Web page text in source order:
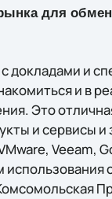
для
и
и в
Это
и сервисы
Veeam,